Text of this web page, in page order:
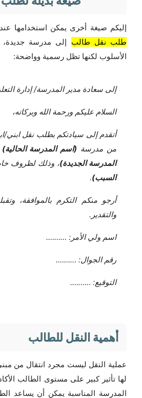
إليكم صيغة أخرى يمكن استخدامها عند
طلب نقل طالب إلى مدرسة
الأسلوب لكنها تظل رسمية وواضحة:
إلى سعادة مدير المدرسة/ إدارة
السلام عليكم ورحمة الله وبركاته،
أتقدم إلى سيادتكم بطلب نقل ابني/
من مدرسة (اسم المدرسة الحالية)
المدرسة الجديدة)، وذلك لظروف
السبب).
أرجو منكم التكرم بالموافقة،
والتقدير.
اسم ولي الأمر: ……….
رقم الجوال: ……….
التوقيع: ……….
أهمية النقل للطالب
عملية النقل ليست مجرد انتقال من
لها تأثير كبير على مستوى الطالب
المدرسة المناسبة يمكن أن يساعد